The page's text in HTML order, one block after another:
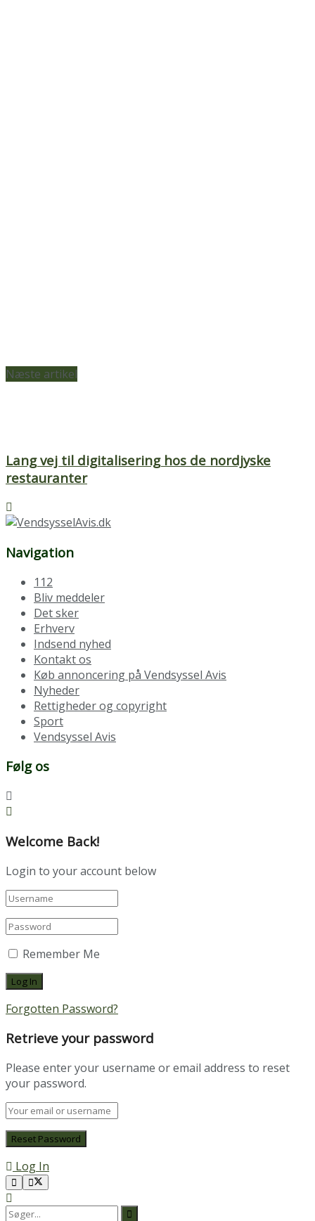
Næste artikel
Lang vej til digitalisering hos de nordjyske
restauranter
Navigation
112
Bliv meddeler
Det sker
Erhverv
Indsend nyhed
Kontakt os
Køb annoncering på Vendsyssel Avis
Nyheder
Rettigheder og copyright
Sport
Vendsyssel Avis
Følg os
Welcome Back!
Login to your account below
Remember Me
Forgotten Password?
Retrieve your password
Please enter your username or email address to reset
your password.
Log In